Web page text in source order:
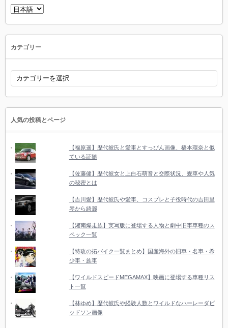
言
語
カテゴリー
カ
ゴ
リ
人気の投稿とページ
【福原遥】歴代彼氏と愛車とすっぴん画像、橋本環奈と似
ている証拠
【佐藤健】歴代彼女と上白石萌音と交際状況、愛車や人気
の秘密とは
【吉川愛】歴代彼氏や愛車、コスプレと子役時代の吉田里
琴から綺麗
【湘南爆走族】実写版に登場する人物と劇中旧車車種のス
ペック一覧
【特攻の拓バイク一覧まとめ】国産海外の旧車・名車・希
少車・族車
【ワイルドスピードMEGAMAX】映画に登場する車種リス
ト一覧
【林ゆめ】歴代彼氏や経験人数とワイルドなハーレーダビ
ッドソン画像